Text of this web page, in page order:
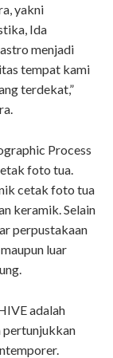
yakni
Ida
menjadi
tempat kami
terdekat,”
Process
foto tua.
cetak foto tua
keramik. Selain
perpustakaan
luar
adalah
pertunjukkan